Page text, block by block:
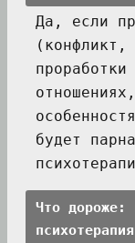
Да, если
(конфликт,
будет
Что дороже: